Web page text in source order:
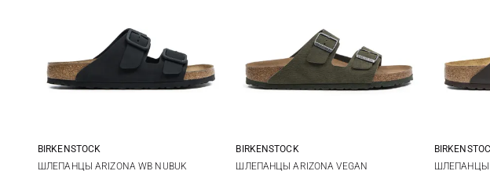
40 41 42
BIRKENSTOCK
ШЛЕПАНЦЫ ARIZONA WB NUBUK
41 42 43
BIRKENSTOCK
ШЛЕПАНЦЫ ARIZONA VEGAN
41
ШЛЕПАНЦЫ